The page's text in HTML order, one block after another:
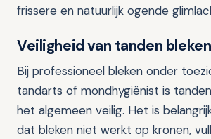
frissere en natuurlijk ogende
Veiligheid van tanden bleken
Bij professioneel bleken onder
tandarts of mondhygiënist is
het algemeen veilig. Het is
dat bleken niet werkt op kronen,